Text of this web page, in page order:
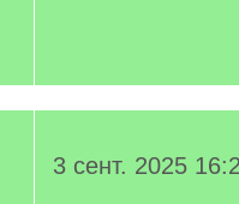
3 сент. 2025